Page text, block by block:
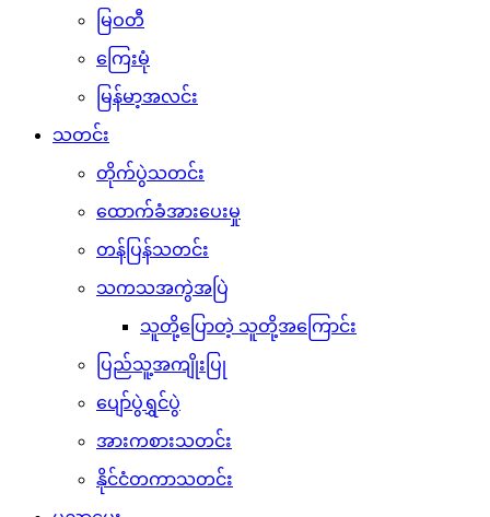
မြဝတီ
ကြေးမုံ
မြန်မာ့အလင်း
သတင်း
တိုက်ပွဲသတင်း
ထောက်ခံအားပေးမှု
တန်ပြန်သတင်း
သကသအကွဲအပြဲ
သူတို့ပြောတဲ့ သူတို့အကြောင်း
ပြည်သူ့အကျိုးပြု
ပျော်ပွဲရွှင်ပွဲ
အားကစားသတင်း
နိုင်ငံတကာသတင်း